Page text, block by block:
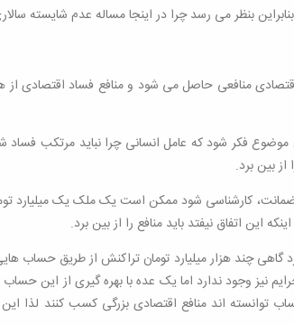
بنظر می رسد چرا در اینجا مساله عدم شایسته
منافعی حاصل می شود و منافع فساد اقتصادی از
فکر شود که عامل انسانی چرا نباید مرتکب
بین برد.
کارشناسی شود ممکن است یک ملک یک میلیارد
این اتفاق نیفتد باید منافع را از بین برد.
چند هزار میلیارد تومان تراکنش از طریق حساب
وجود ندارد اما یک عده با بهره گیری از این
توانسته اند منافع اقتصادی بزرگی کسب کنند